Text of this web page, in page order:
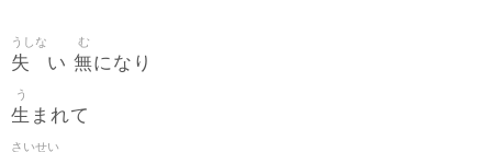
失
うしな
い 無
む
になり
生
う
まれて
さいせい